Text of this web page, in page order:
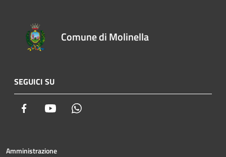
Comune di Molinella
SEGUICI SU
Facebook Youtube
Amministrazione